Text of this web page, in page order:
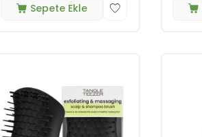
Sepete Ekle